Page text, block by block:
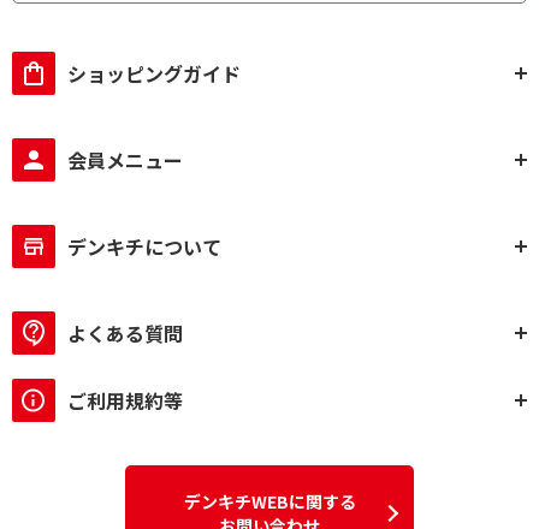
ショッピングガイド
会員メニュー
デンキチについて
よくある質問
ご利用規約等
デンキチWEBに関する